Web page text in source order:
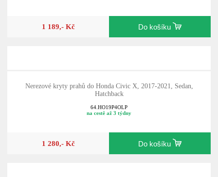
1 189,- Kč Do košíku
Nerezové kryty prahů do Honda Civic X, 2017-2021, Sedan,
Hatchback
64.HO19P4OLP
na cestě až 3 týdny
1 280,- Kč Do košíku